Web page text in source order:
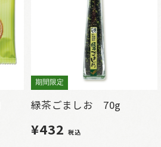
期間限定
緑茶ごましお 70g
¥432税込